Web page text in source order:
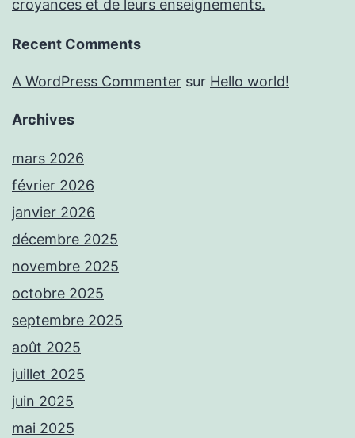
croyances et de leurs enseignements.
Recent Comments
A WordPress Commenter sur Hello world!
Archives
mars 2026
février 2026
janvier 2026
décembre 2025
novembre 2025
octobre 2025
septembre 2025
août 2025
juillet 2025
juin 2025
mai 2025